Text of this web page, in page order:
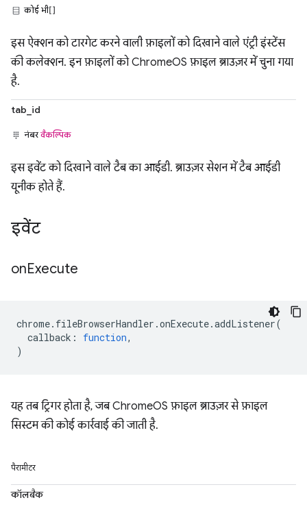
कोई भी[]
इस ऐक्शन को टारगेट करने वाली फ़ाइलों को दिखाने वाले एंट्री इंस्टेंस
की कलेक्शन. इन फ़ाइलों को ChromeOS फ़ाइल ब्राउज़र में चुना गया
है.
tab_id
नंबरवैकल्पिक
इस इवेंट को दिखाने वाले टैब का आईडी. ब्राउज़र सेशन में टैब आईडी
यूनीक होते हैं.
इवेंट
onExecute
chrome. fileBrowserHandler .onExecute.addListener(
callback : function,
)
यह तब ट्रिगर होता है, जब ChromeOS फ़ाइल ब्राउज़र से फ़ाइल
सिस्टम की कोई कार्रवाई की जाती है.
पैरामीटर
कॉलबैक